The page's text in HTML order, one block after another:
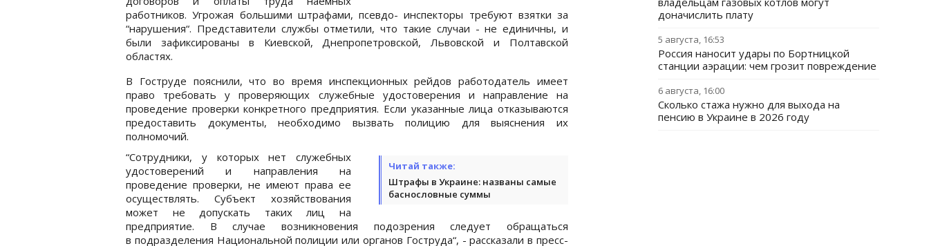
работников. Угрожая большими штрафами, псевдо- инспекторы требуют взятки за
“нарушения“. Представители службы отметили, что такие случаи - не единичны, и
были зафиксированы в Киевской, Днепропетровской, Львовской и Полтавской
областях.
В Гоструде пояснили, что во время инспекционных рейдов работодатель имеет
право требовать у проверяющих служебные удостоверения и направление на
проведение проверки конкретного предприятия. Если указанные лица отказываются
предоставить документы, необходимо вызвать полицию для выяснения их
полномочий.
Читай также:
Штрафы в Украине: названы самые
баснословные суммы
“Сотрудники, у которых нет служебных
удостоверений и направления на
проведение проверки, не имеют права ее
осуществлять. Субъект хозяйствования
может не допускать таких лиц на
предприятие. В случае возникновения подозрения следует обращаться
в подразделения Национальной полиции или органов Гоструда“, - рассказали в пресс-
доначислить плату
5 августа, 16:53
Россия наносит удары по Бортницкой
станции аэрации: чем грозит повреждение
6 августа, 16:00
Сколько стажа нужно для выхода на
пенсию в Украине в 2026 году